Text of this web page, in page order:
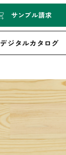
サンプル請求
デジタルカタログ